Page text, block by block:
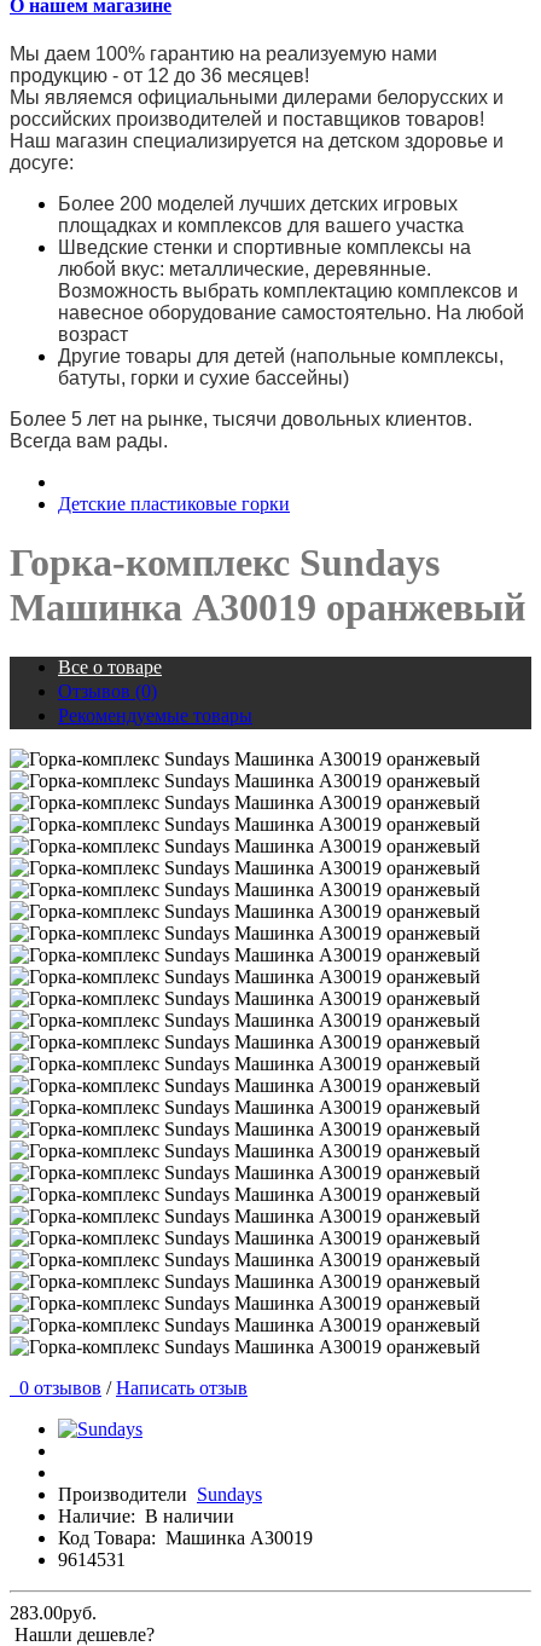
О нашем магазине
Мы даем 100% гарантию на реализуемую нами
продукцию - от 12 до 36 месяцев!
Мы являемся официальными дилерами белорусских и
российских производителей и поставщиков товаров!
Наш магазин специализируется на детском здоровье и
досуге:
Более 200 моделей лучших детских игровых
площадках и комплексов для вашего участка
Шведские стенки и спортивные комплексы на
любой вкус: металлические, деревянные.
Возможность выбрать комплектацию комплексов и
навесное оборудование самостоятельно. На любой
возраст
Другие товары для детей (напольные комплексы,
батуты, горки и сухие бассейны)
Более 5 лет на рынке, тысячи довольных клиентов.
Всегда вам рады.
Детские пластиковые горки
Горка-комплекс Sundays
Машинка A30019 оранжевый
Все о товаре
Отзывов (0)
Рекомендуемые товары
0 отзывов / Написать отзыв
Производители Sundays
Наличие: В наличии
Код Товара: Машинка A30019
9614531
283.00руб.
Нашли дешевле?